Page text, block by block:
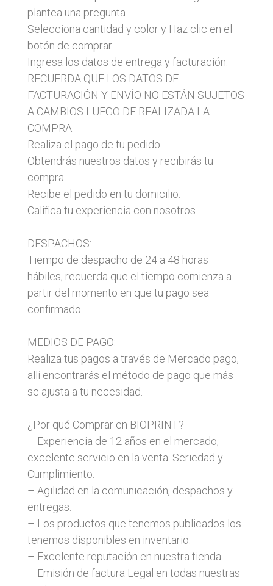
plantea una pregunta.
Selecciona cantidad y color y Haz clic en el
botón de comprar.
Ingresa los datos de entrega y facturación.
RECUERDA QUE LOS DATOS DE
FACTURACIÓN Y ENVÍO NO ESTÁN SUJETOS
A CAMBIOS LUEGO DE REALIZADA LA
COMPRA.
Realiza el pago de tu pedido.
Obtendrás nuestros datos y recibirás tu
compra.
Recibe el pedido en tu domicilio.
Califica tu experiencia con nosotros.
DESPACHOS:
Tiempo de despacho de 24 a 48 horas
hábiles, recuerda que el tiempo comienza a
partir del momento en que tu pago sea
confirmado.
MEDIOS DE PAGO:
Realiza tus pagos a través de Mercado pago,
allí encontrarás el método de pago que más
se ajusta a tu necesidad.
¿Por qué Comprar en BIOPRINT?
– Experiencia de 12 años en el mercado,
excelente servicio en la venta. Seriedad y
Cumplimiento.
– Agilidad en la comunicación, despachos y
entregas.
– Los productos que tenemos publicados los
tenemos disponibles en inventario.
– Excelente reputación en nuestra tienda.
– Emisión de factura Legal en todas nuestras